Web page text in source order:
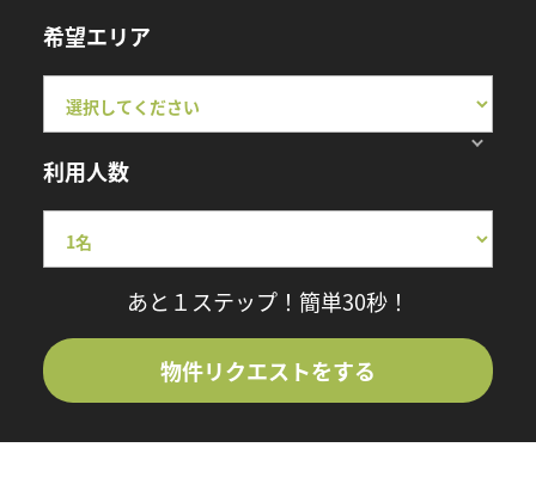
希望エリア
利用人数
あと１ステップ！簡単30秒！
物件リクエストをする